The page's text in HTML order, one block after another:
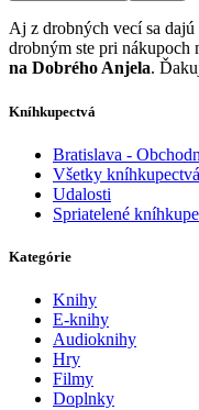
Aj z drobných vecí sa
drobným ste pri nákupoch
na Dobrého Anjela.
Kníhkupectvá
Bratislava -
Všetky kníhkupectvá
Udalosti
Spriatelené
Kategórie
Knihy
E-knihy
Audioknihy
Hry
Filmy
Doplnky